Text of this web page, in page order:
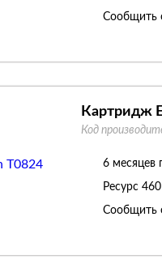
Сообщить
Картридж
Код
6 месяцев
Ресурс
Сообщить